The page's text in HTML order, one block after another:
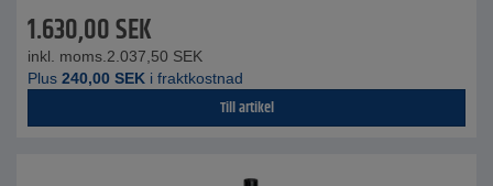
1.630,00SEK
inkl. moms. 2.037,50 SEK
Plus 240,00 SEK i fraktkostnad
Till artikel